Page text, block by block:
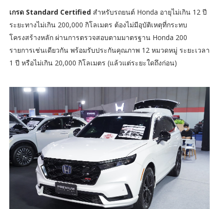
เกรด Standard Certifiedสำหรับรถยนต์ Honda อายุไม่เกิน 12 ปี
ระยะทางไม่เกิน 200,000 กิโลเมตร ต้องไม่มีอุบัติเหตุที่กระทบ
โครงสร้างหลัก ผ่านการตรวจสอบตามมาตรฐาน Honda 200
รายการเช่นเดียวกัน พร้อมรับประกันคุณภาพ 12 หมวดหมู่ ระยะเวลา
1 ปี หรือไม่เกิน 20,000 กิโลเมตร (แล้วแต่ระยะใดถึงก่อน)